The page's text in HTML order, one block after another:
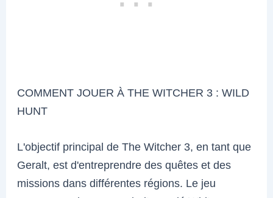
COMMENT JOUER À THE WITCHER 3 : WILD
HUNT
L'objectif principal de The Witcher 3, en tant que
Geralt, est d'entreprendre des quêtes et des
missions dans différentes régions. Le jeu